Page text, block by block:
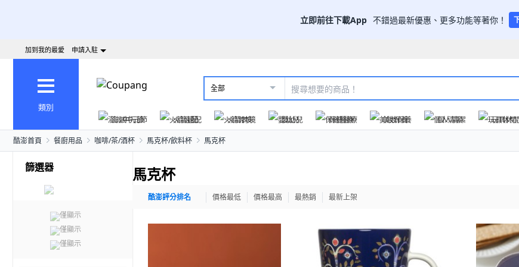
立即前往下載App 不錯過最新優惠、更多功能等著你！
加到我的最愛 申請入駐
類別
全部
澎派中元節
火箭速配 火箭跨境 嬰幼兒 保健醫療 美妝保養 個人清潔 玩具休閒
酷澎首頁 餐廚用品 咖啡/茶/酒杯 馬克杯/飲料杯 馬克杯
篩選器
僅顯示
僅顯示
僅顯示
馬克杯
酷澎評分排名 價格最低 價格最高 最熱銷 最新上架